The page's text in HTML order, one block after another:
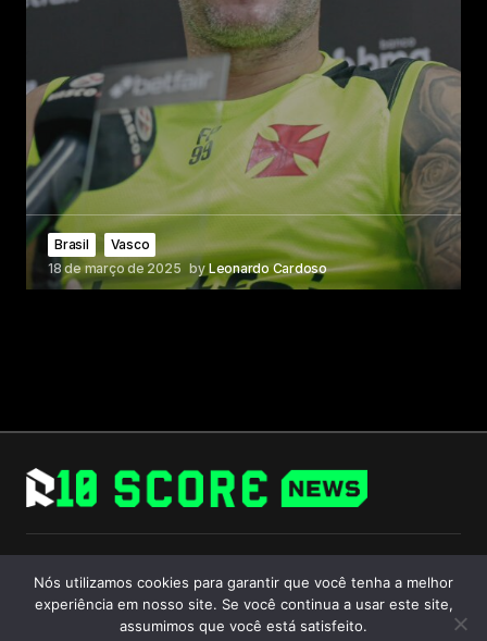
Brasil
Vasco
18 de março de 2025 by Leonardo Cardoso
Follow Us
Nós utilizamos cookies para garantir que você tenha a melhor
experiência em nosso site. Se você continua a usar este site,
assumimos que você está satisfeito.